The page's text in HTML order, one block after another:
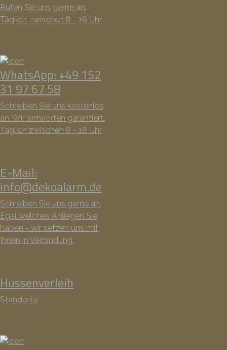
Rufen Sie uns gerne an.
Täglich zwischen 8 - 18 Uhr
WhatsApp: +49 152
31 97 67 58
Schreiben Sie uns kostenlos
an. Wir antworten garantiert.
Täglich zwischen 8 - 18 Uhr
E-Mail:
info@dekoalarm.de
Schreiben Sie uns gerne an.
Egal welches Anliegen Sie
haben - wir setzen uns mit
Ihnen in Verbindung.
Hussenverleih
Standorte